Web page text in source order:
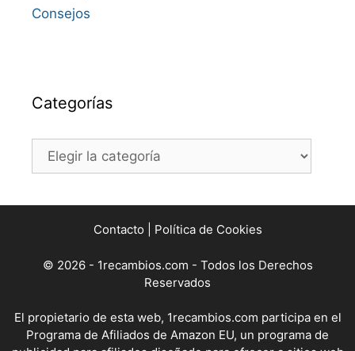
Consejos
Categorías
Categorías
Contacto Política de Cookies
© 2026 - 1recambios.com - Todos los Derechos
Reservados
El propietario de esta web, 1recambios.com participa en el
Programa de Afiliados de Amazon EU, un programa de